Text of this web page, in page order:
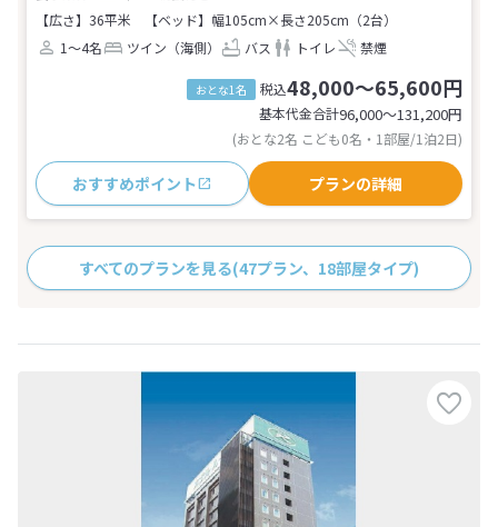
【広さ】36平米
【ベッド】幅105cm×長さ205cm（2台）
1～4名
ツイン（海側） バス トイレ 禁煙
おとな1名 税込48,000～65,600円
基本代金合計96,000〜131,200円
(おとな2名 こども0名・1部屋/1泊2日)
おすすめポイント プランの詳細
すべてのプランを見る(47プラン、18部屋タイプ)